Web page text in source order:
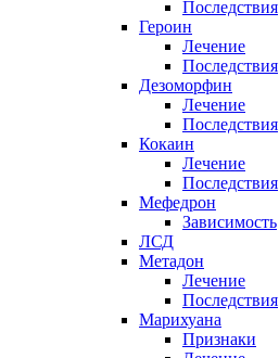
Последствия
Героин
Лечение
Последствия
Дезоморфин
Лечение
Последствия
Кокаин
Лечение
Последствия
Мефедрон
Зависимость
ЛСД
Метадон
Лечение
Последствия
Марихуана
Признаки